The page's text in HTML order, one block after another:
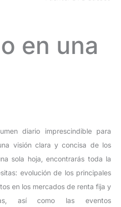
en una
diario imprescindible para
visión clara y concisa de los
sola hoja, encontrarás toda la
evolución de los principales
en los mercados de renta fija y
así como las eventos